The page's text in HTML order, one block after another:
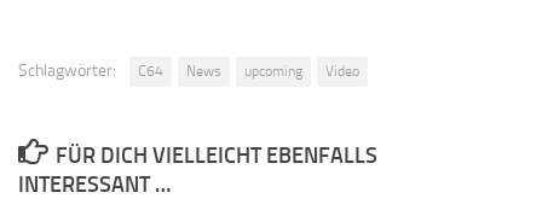
Schlagwörter: C64 News upcoming Video
FÜR DICH VIELLEICHT EBENFALLS
INTERESSANT …